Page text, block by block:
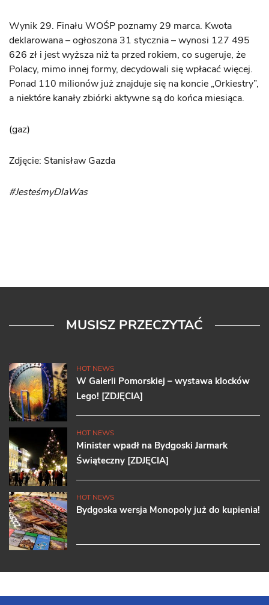
Wynik 29. Finału WOŚP poznamy 29 marca. Kwota
deklarowana – ogłoszona 31 stycznia – wynosi 127 495
626 zł i jest wyższa niż ta przed rokiem, co sugeruje, że
Polacy, mimo innej formy, decydowali się wpłacać więcej.
Ponad 110 milionów już znajduje się na koncie „Orkiestry”,
a niektóre kanały zbiórki aktywne są do końca miesiąca.
(gaz)
Zdjęcie: Stanisław Gazda
#JesteśmyDlaWas
MUSISZ PRZECZYTAĆ
HOT NEWS
W Galerii Pomorskiej – wystawa klocków
Lego! [ZDJĘCIA]
HOT NEWS
Minister wpadł na Bydgoski Jarmark
Świąteczny [ZDJĘCIA]
HOT NEWS
Bydgoska wersja Monopoly już do kupienia!